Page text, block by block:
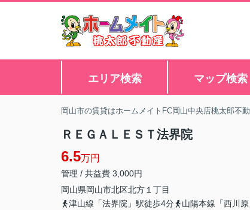
エリア検索 マップ検索
岡山市の賃貸はホームメイトFC岡山中央店桃太郎不
ＲＥＧＡＬＥＳＴ法界院
6.5万円
管理 / 共益費 3,000円
岡山県岡山市北区北方 １丁目
津山線「法界院」駅徒歩4分
山陽本線「西川